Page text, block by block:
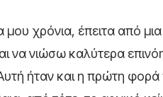
χρόνια, έπειτα από
νιώσω καλύτερα
ήταν και η πρώτη